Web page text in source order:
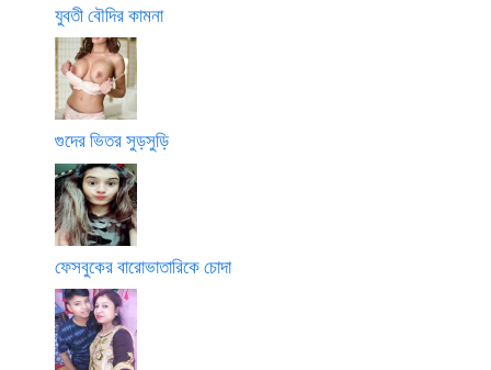
যুবতী বৌদির কামনা
গুদের ভিতর সুড়সুড়ি
ফেসবুকের বারোভাতারিকে চোদা